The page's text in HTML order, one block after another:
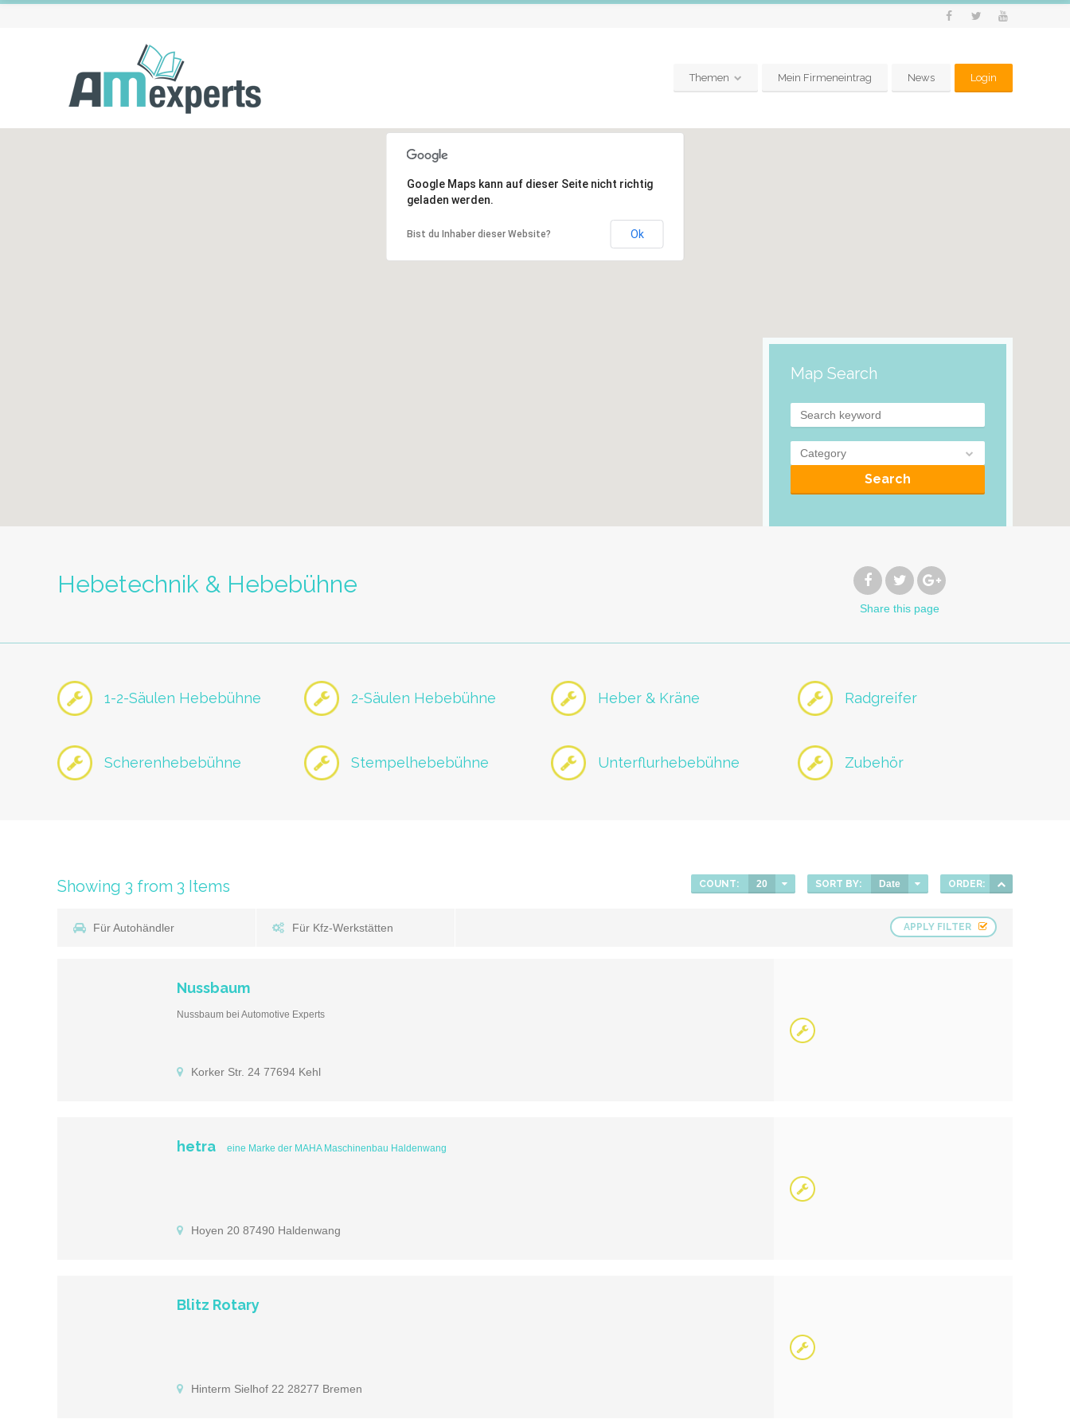
Themen Mein Firmeneintrag News Login
Google Maps kann auf dieser Seite nicht richtig
geladen werden.
Bist du Inhaber dieser Website? Ok
Map Search
Category
Search
Hebetechnik & Hebebühne
Share this page
1-2-Säulen Hebebühne 2-Säulen Hebebühne Heber & Kräne Radgreifer
Scherenhebebühne Stempelhebebühne Unterflurhebebühne Zubehör
Showing 3 from 3 Items COUNT: 20 SORT BY: Date ORDER:
Für Autohändler Für Kfz-Werkstätten APPLY FILTER
Nussbaum
Nussbaum bei Automotive Experts
Korker Str. 24 77694 Kehl
hetra eine Marke der MAHA Maschinenbau Haldenwang
Hoyen 20 87490 Haldenwang
Blitz Rotary
Hinterm Sielhof 22 28277 Bremen